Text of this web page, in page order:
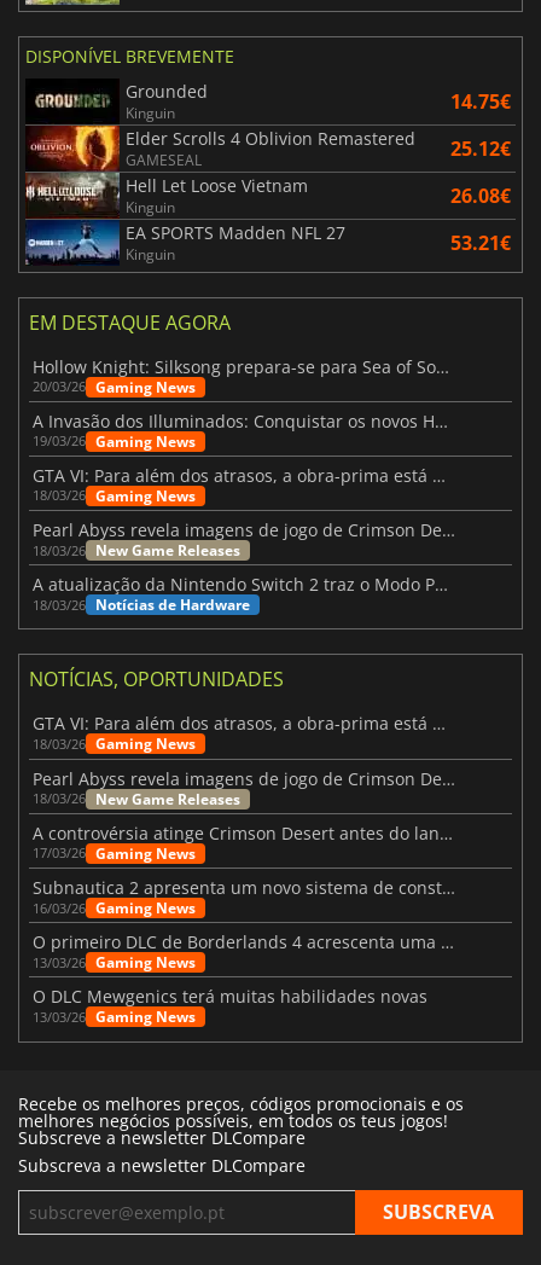
DISPONÍVEL BREVEMENTE
Grounded
Kinguin 14.75€
Elder Scrolls 4 Oblivion Remastered
GAMESEAL 25.12€
Hell Let Loose Vietnam
Kinguin 26.08€
EA SPORTS Madden NFL 27
Kinguin 53.21€
EM DESTAQUE AGORA
Hollow Knight: Silksong prepara-se para Sea of Sorrow com um patch
20/03/26 Gaming News
A Invasão dos Illuminados: Conquistar os novos Helldivers 2 Atualização!
19/03/26 Gaming News
GTA VI: Para além dos atrasos, a obra-prima está quase a chegar
18/03/26 Gaming News
Pearl Abyss revela imagens de jogo de Crimson Desert para a PS5
18/03/26 New Game Releases
A atualização da Nintendo Switch 2 traz o Modo Portátil aos jogos mais antigos da Switch
18/03/26 Notícias de Hardware
NOTÍCIAS, OPORTUNIDADES
GTA VI: Para além dos atrasos, a obra-prima está quase a chegar
18/03/26 Gaming News
Pearl Abyss revela imagens de jogo de Crimson Desert para a PS5
18/03/26 New Game Releases
A controvérsia atinge Crimson Desert antes do lançamento
17/03/26 Gaming News
Subnautica 2 apresenta um novo sistema de construção de bases
16/03/26 Gaming News
O primeiro DLC de Borderlands 4 acrescenta uma nova personagem e muito mais
13/03/26 Gaming News
O DLC Mewgenics terá muitas habilidades novas
13/03/26 Gaming News
Recebe os melhores preços, códigos promocionais e os
melhores negócios possíveis, em todos os teus jogos!
Subscreve a newsletter DLCompare
Subscreva a newsletter DLCompare